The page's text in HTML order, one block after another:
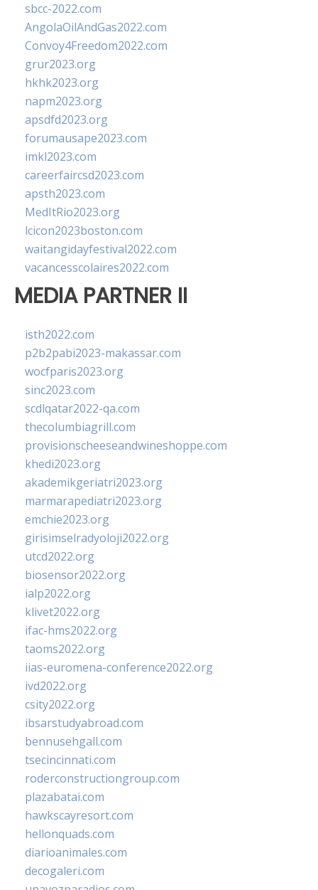
sbcc-2022.com
AngolaOilAndGas2022.com
Convoy4Freedom2022.com
grur2023.org
hkhk2023.org
napm2023.org
apsdfd2023.org
forumausape2023.com
imkl2023.com
careerfaircsd2023.com
apsth2023.com
MedItRio2023.org
lcicon2023boston.com
waitangidayfestival2022.com
vacancesscolaires2022.com
MEDIA PARTNER II
isth2022.com
p2b2pabi2023-makassar.com
wocfparis2023.org
sinc2023.com
scdlqatar2022-qa.com
thecolumbiagrill.com
provisionscheeseandwineshoppe.com
khedi2023.org
akademikgeriatri2023.org
marmarapediatri2023.org
emchie2023.org
girisimselradyoloji2022.org
utcd2022.org
biosensor2022.org
ialp2022.org
klivet2022.org
ifac-hms2022.org
taoms2022.org
iias-euromena-conference2022.org
ivd2022.org
csity2022.org
ibsarstudyabroad.com
bennusehgall.com
tsecincinnati.com
roderconstructiongroup.com
plazabatai.com
hawkscayresort.com
hellonquads.com
diarioanimales.com
decogaleri.com